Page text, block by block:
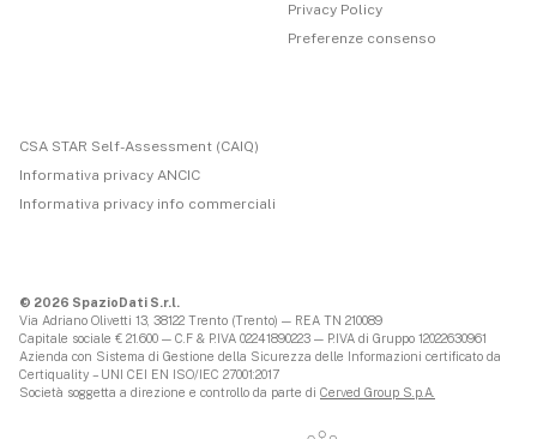
Privacy Policy
Preferenze consenso
CSA STAR Self-Assessment (CAIQ)
Informativa privacy ANCIC
Informativa privacy info commerciali
© 2026 SpazioDati S.r.l.
Via Adriano Olivetti 13, 38122 Trento (Trento) — REA TN 210089
Capitale sociale € 21.600 — C.F & P.IVA 02241890223 — P.IVA di Gruppo 12022630961
Azienda con Sistema di Gestione della Sicurezza delle Informazioni certificato da
Certiquality – UNI CEI EN ISO/IEC 27001:2017
Società soggetta a direzione e controllo da parte di Cerved Group S.p.A.